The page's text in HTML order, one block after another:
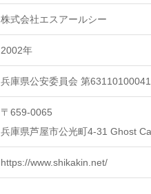
株式会社エスアールシー
2002年
兵庫県公安委員会 第
〒659-0065
兵庫県芦屋市公光町4-31 Ghost
https://www.shikakin.net/